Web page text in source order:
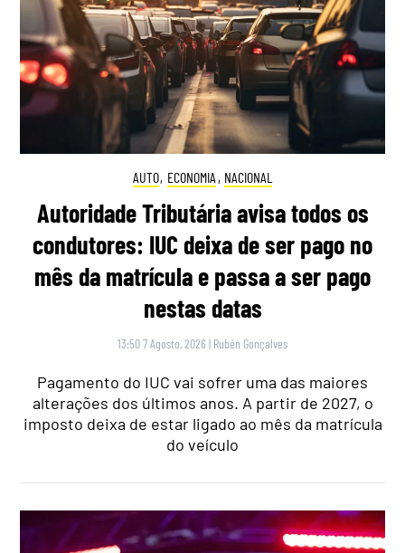
AUTO, ECONOMIA , NACIONAL
Autoridade Tributária avisa todos os
condutores: IUC deixa de ser pago no
mês da matrícula e passa a ser pago
nestas datas
13:50 7 Agosto, 2026 | Rubén Gonçalves
Pagamento do IUC vai sofrer uma das maiores
alterações dos últimos anos. A partir de 2027, o
imposto deixa de estar ligado ao mês da matrícula
do veículo